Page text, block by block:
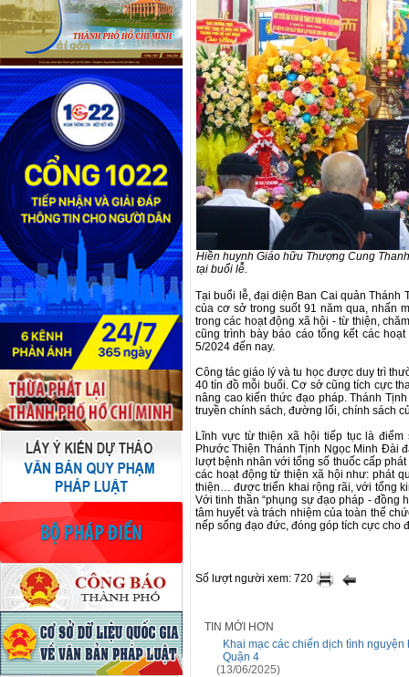
Hiền huynh Giáo hữu Thượng Cung
tại buổi lễ.
Tại buổi lễ, đại diện Ban Cai quản Thánh
của cơ sở trong suốt 91 năm qua, nhấn
trong các hoạt động xã hội - từ thiện,
cũng trình bày báo cáo tổng kết các
5/2024 đến nay.
Công tác giáo lý và tu học được duy trì
40 tín đồ mỗi buổi. Cơ sở cũng tích cực
nâng cao kiến thức đạo pháp. Thánh
truyền chính sách, đường lối, chính sách
Lĩnh vực từ thiện xã hội tiếp tục là điểm
Phước Thiện Thánh Tịnh Ngọc Minh Đài
lượt bệnh nhân với tổng số thuốc cấp
các hoạt động từ thiện xã hội như: phát
thiện… được triển khai rộng rãi, với tổng
Với tinh thần “phụng sự đạo pháp - đồng
tâm huyết và trách nhiệm của toàn thể
nếp sống đạo đức, đóng góp tích cực cho
Số lượt người xem: 720
TIN MỚI HƠN
Khai mạc các chiến dịch tình
Quận 4
(13/06/2025)